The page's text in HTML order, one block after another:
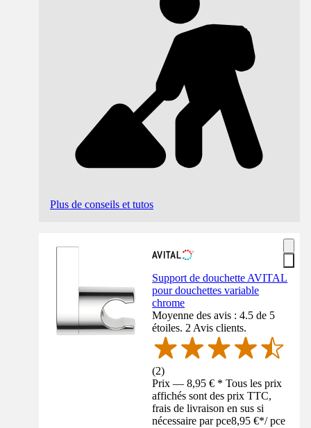
Plus de conseils et tutos
Support de douchette AVITAL
pour douchettes variable
chrome
Moyenne des avis : 4.5 de 5
étoiles. 2 Avis clients.
(2)
Prix — 8,95 € * Tous les prix
affichés sont des prix TTC,
frais de livraison en sus si
nécessaire par pce8,95 €*/ pce